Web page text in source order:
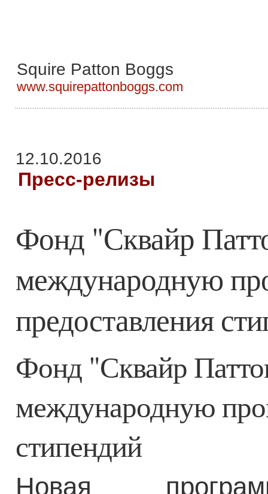
Squire Patton Boggs
www.squirepattonboggs.com
12.10.2016
Пресс-релизы
Фонд "Сквайр
международную
предоставления
Фонд "Сквайр
международную
стипендий
Новая